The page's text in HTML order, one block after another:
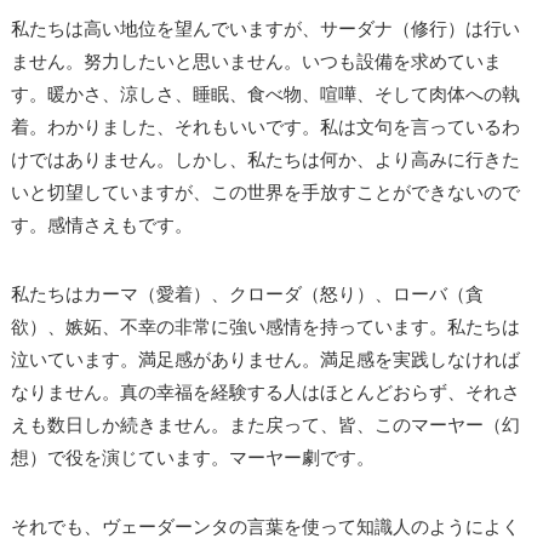
私たちは高い地位を望んでいますが、サーダナ（修行）は行い
ません。努力したいと思いません。いつも設備を求めていま
す。暖かさ、涼しさ、睡眠、食べ物、喧嘩、そして肉体への執
着。わかりました、それもいいです。私は文句を言っているわ
けではありません。しかし、私たちは何か、より高みに行きた
いと切望していますが、この世界を手放すことができないので
す。感情さえもです。
私たちはカーマ（愛着）、クローダ（怒り）、ローバ（貪
欲）、嫉妬、不幸の非常に強い感情を持っています。私たちは
泣いています。満足感がありません。満足感を実践しなければ
なりません。真の幸福を経験する人はほとんどおらず、それさ
えも数日しか続きません。また戻って、皆、このマーヤー（幻
想）で役を演じています。マーヤー劇です。
それでも、ヴェーダーンタの言葉を使って知識人のようによく